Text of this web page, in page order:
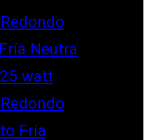
Neutra
watt
Fría